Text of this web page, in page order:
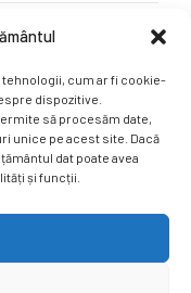
tehnologii, cum ar fi cookie-
dispozitive.
să procesăm date,
unice pe acest site. Dacă
dat poate avea
și funcții.